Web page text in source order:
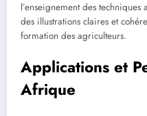
l’enseignement des
des illustrations claires et
formation des agriculteurs.
Applications et
Afrique